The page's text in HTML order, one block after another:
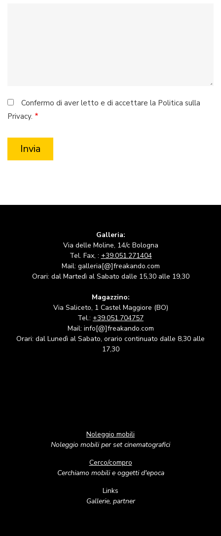
Confermo di aver letto e di accettare la Politica sulla
Privacy.
Galleria:
Via delle Moline, 14/c Bologna
Tel. Fax, : +39.051.271404
Mail: galleria[@]freakando.com
Orari: dal Martedì al Sabato dalle 15,30 alle 19,30
Magazzino:
Via Saliceto, 1 Castel Maggiore (BO)
Tel.: +39.051.704757
Mail: info[@]freakando.com
Orari: dal Lunedì al Sabato, orario continuato dalle 8,30 alle
17,30
Noleggio mobili
Noleggio mobili per set cinematografici
Cerco/compro
Cerchiamo mobili e oggetti d'epoca
Links
Gallerie, partner